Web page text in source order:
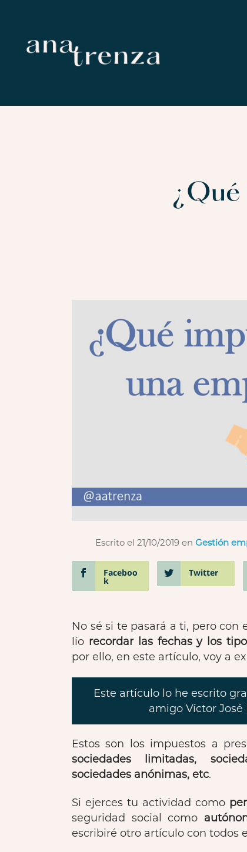
Escrito el 21/10/2019en Gestión
Faceboo
k
Twitter
No sé si te pasará a ti, pero
lío recordar las fechas y los
por ello, en este artículo, voy a
Este artículo lo he escrito
amigo Víctor
Estos son los impuestos a
sociedades limitadas,
sociedades anónimas, etc.
Si ejerces tu actividad como
seguridad social como
escribiré otro artículo con todos